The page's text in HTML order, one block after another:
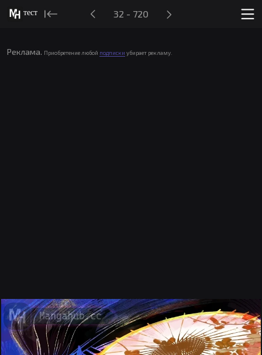
тест 32 - 720
Реклама. Приобретение любой подписки убирает рекламу.